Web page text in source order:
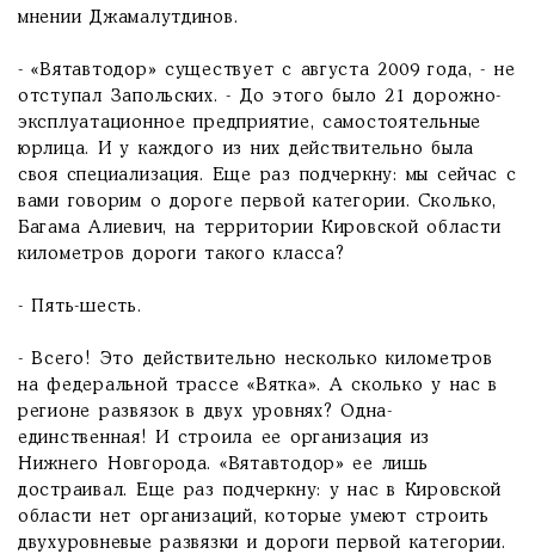
мнении Джамалутдинов.
- «Вятавтодор» существует с августа 2009 года, - не
отступал Запольских. - До этого было 21 дорожно-
эксплуатационное предприятие, самостоятельные
юрлица. И у каждого из них действительно была
своя специализация. Еще раз подчеркну: мы сейчас с
вами говорим о дороге первой категории. Сколько,
Багама Алиевич, на территории Кировской области
километров дороги такого класса?
- Пять-шесть.
- Всего! Это действительно несколько километров
на федеральной трассе «Вятка». А сколько у нас в
регионе развязок в двух уровнях? Одна-
единственная! И строила ее организация из
Нижнего Новгорода. «Вятавтодор» ее лишь
достраивал. Еще раз подчеркну: у нас в Кировской
области нет организаций, которые умеют строить
двухуровневые развязки и дороги первой категории.